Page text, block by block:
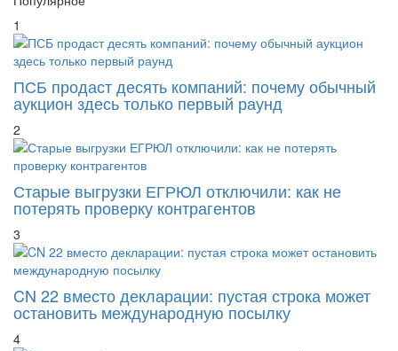
1
ПСБ продаст десять компаний: почему обычный
аукцион здесь только первый раунд
2
Старые выгрузки ЕГРЮЛ отключили: как не
потерять проверку контрагентов
3
CN 22 вместо декларации: пустая строка может
остановить международную посылку
4